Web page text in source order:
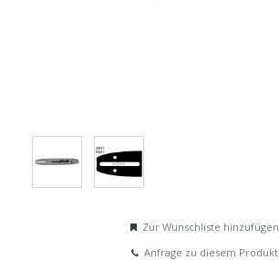
Zur Wunschliste hinzufügen
Anfrage zu diesem Produkt